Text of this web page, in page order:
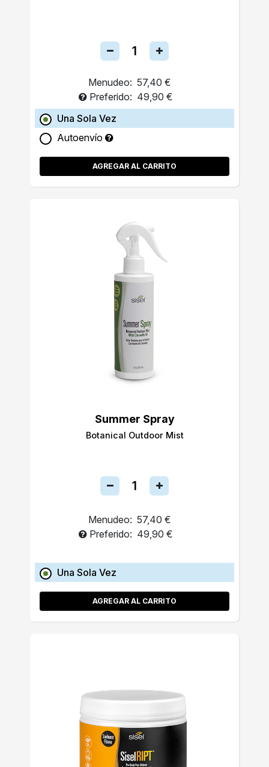
Menudeo: 57,40 €
Preferido: 49,90 €
Una Sola Vez
Autoenvío
AGREGAR AL CARRITO
Summer Spray
Botanical Outdoor Mist
Menudeo: 57,40 €
Preferido: 49,90 €
Una Sola Vez
AGREGAR AL CARRITO